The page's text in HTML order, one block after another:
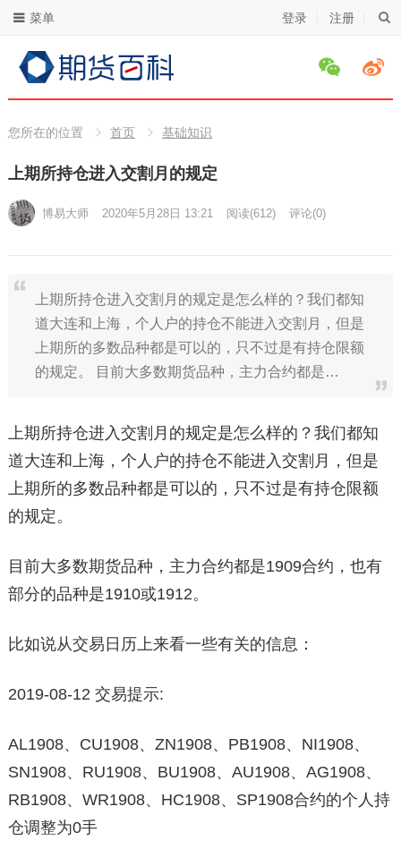
登录 注册
菜单
您所在的位置 首页 基础知识
上期所持仓进入交割月的规定
博易大师 2020年5月28日 13:21 阅读(612) 评论(0)
上期所持仓进入交割月的规定是怎么样的？我们都知
道大连和上海，个人户的持仓不能进入交割月，但是
上期所的多数品种都是可以的，只不过是有持仓限额
的规定。 目前大多数期货品种，主力合约都是…
上期所持仓进入交割月的规定是怎么样的？我们都知
道大连和上海，个人户的持仓不能进入交割月，但是
上期所的多数品种都是可以的，只不过是有持仓限额
的规定。
目前大多数期货品种，主力合约都是1909合约，也有
部分的品种是1910或1912。
比如说从交易日历上来看一些有关的信息：
2019-08-12 交易提示:
AL1908、CU1908、ZN1908、PB1908、NI1908、
SN1908、RU1908、BU1908、AU1908、AG1908、
RB1908、WR1908、HC1908、SP1908合约的个人持
仓调整为0手